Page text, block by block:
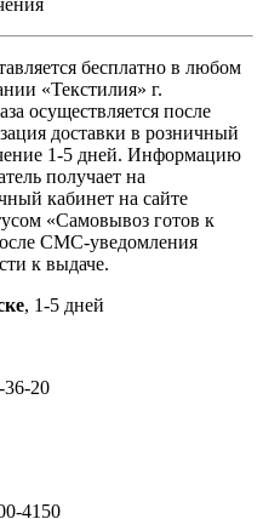
бесплатно в любом
«Текстилия» г.
осуществляется после
доставки в розничный
1-5 дней. Информацию
получает на
кабинет на сайте
«Самовывоз готов к
СМС-уведомления
к выдаче.
, 1-5 дней
36-20
4150